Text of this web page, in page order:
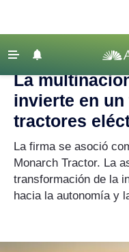
Agricultura
Ganadería
Lechería
Tecnología
Maquinaria agrícola
‹ VOLVER
Agroclave
La
invierte en
tractores
La firma se asoció
Monarch Tractor. La
transformación de la
hacia la autonomía y